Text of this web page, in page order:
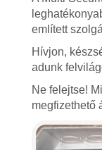
említett
Hívjon,
adunk
Ne felejtse!
megfizethető